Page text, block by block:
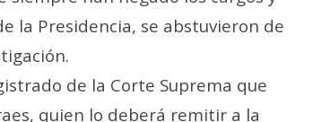
la Presidencia, se abstuvieron de
de la Corte Suprema que
quien lo deberá remitir a la